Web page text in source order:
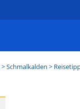
>Schmalkalden >